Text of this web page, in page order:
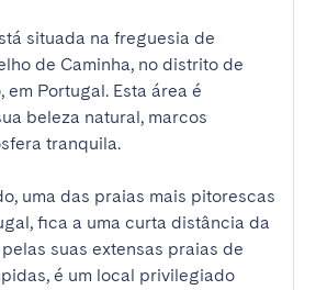
situada na freguesia de
de Caminha, no distrito de
em Portugal. Esta área é
beleza natural, marcos
tranquila.
uma das praias mais pitorescas
fica a uma curta distância da
suas extensas praias de
é um local privilegiado